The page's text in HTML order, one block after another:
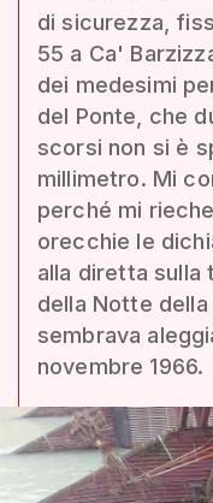
di sicurezza,
55 a Ca'
dei medesimi
del Ponte, che
scorsi non si è
millimetro. Mi
perché mi
orecchie le
alla diretta sulla
della Notte della
sembrava
novembre 1966.